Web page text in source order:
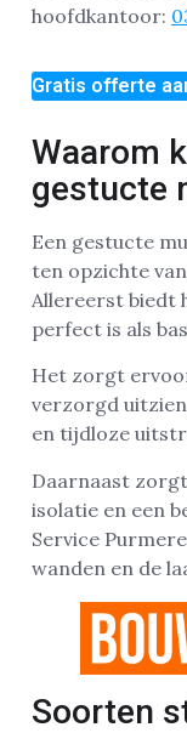
hoofdkantoor:
Gratis offerte
Waarom
gestucte
Een gestucte
ten opzichte
Allereerst biedt
perfect is als
Het zorgt
verzorgd
en tijdloze
Daarnaast
isolatie en een
Service
wanden en de
Soorten